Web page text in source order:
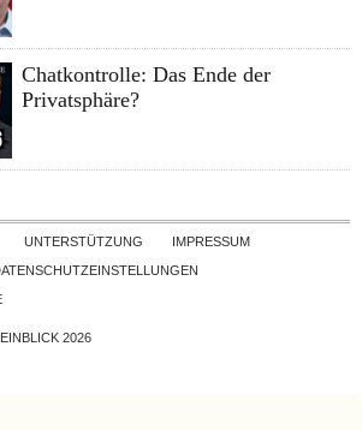
Chatkontrolle: Das Ende der
Privatsphäre?
Skip to content
UNTERSTÜTZUNG
IMPRESSUM
2026